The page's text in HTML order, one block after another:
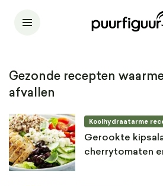
Gezonde recepten
afvallen
Koolhydraatarme
Gerookte
cherrytomaten